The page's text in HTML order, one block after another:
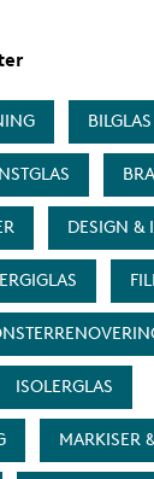
BILGLAS
DESIGN &
ISOLERGLAS
MARKISER